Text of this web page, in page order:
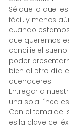
Sé que lo que
fácil, y menos
cuando
que queremos
concilie el
poder
bien al otro día
quehaceres.
Entregar a
una sola línea
Con el tema del
es la clave del